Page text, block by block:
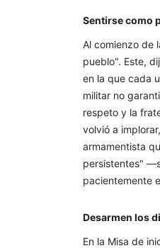
Sentirse como
Al comienzo de
pueblo". Este,
en la que cada
militar no
respeto y la
volvió a
armamentista
persistentes"
pacientemente
Desarmen los
En la Misa de